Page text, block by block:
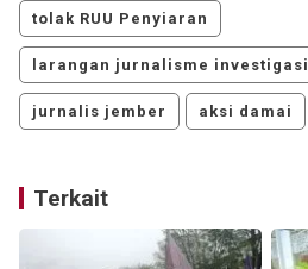
tolak RUU Penyiaran
larangan jurnalisme investigasi
jurnalis jember aksi damai
Terkait